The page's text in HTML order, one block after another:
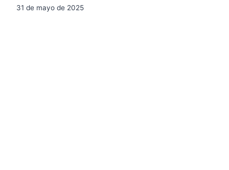
31 de mayo de 2025